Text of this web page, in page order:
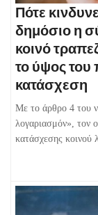
Πότε
δημόσιο η
κοινό
το ύψος του
κατάσχεση
Με το άρθρο 4 του
λογαριασμόν», τον
κατάσχεσης κοινού